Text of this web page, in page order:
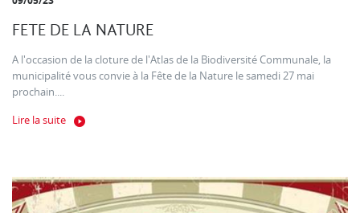
FETE DE LA NATURE
A l'occasion de la cloture de l'Atlas de la Biodiversité Communale, la
municipalité vous convie à la Fête de la Nature le samedi 27 mai
prochain....
Lire la suite